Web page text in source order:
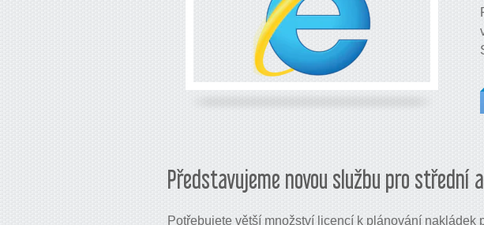
Představujeme novou službu pro střední
Potřebujete větší množství licencí k plánování nakládek